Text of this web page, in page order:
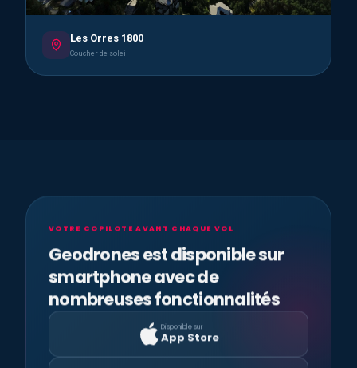
Les Orres 1800
Coucher de soleil
VOTRE COPILOTE AVANT CHAQUE VOL
Geodrones est disponible sur
smartphone avec de
nombreuses fonctionnalités
Disponible sur
App Store